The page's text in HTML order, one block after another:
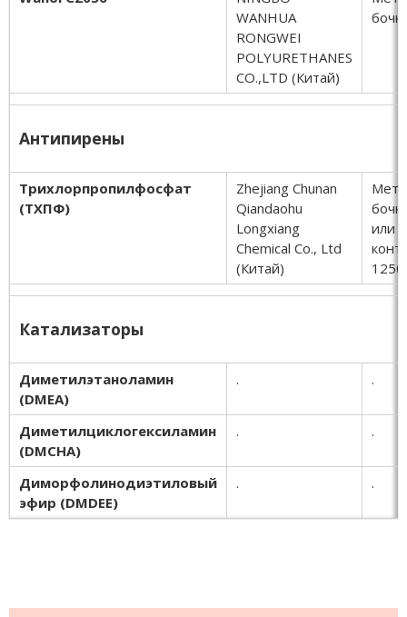
WANHUA
RONGWEI
POLYURETHANES
CO.,LTD (Китай)
Антипирены
Трихлорпропилфосфат
(ТХПФ)
Zhejiang Chunan
Qiandaohu
Longxiang
Chemical Co., Ltd
(Китай)
или
1250
Катализаторы
Диметилэтаноламин
(DMEA)
. .
Диметилциклогексиламин
(DMCHA)
. .
Диморфолинодиэтиловый
эфир (DMDEE)
. .